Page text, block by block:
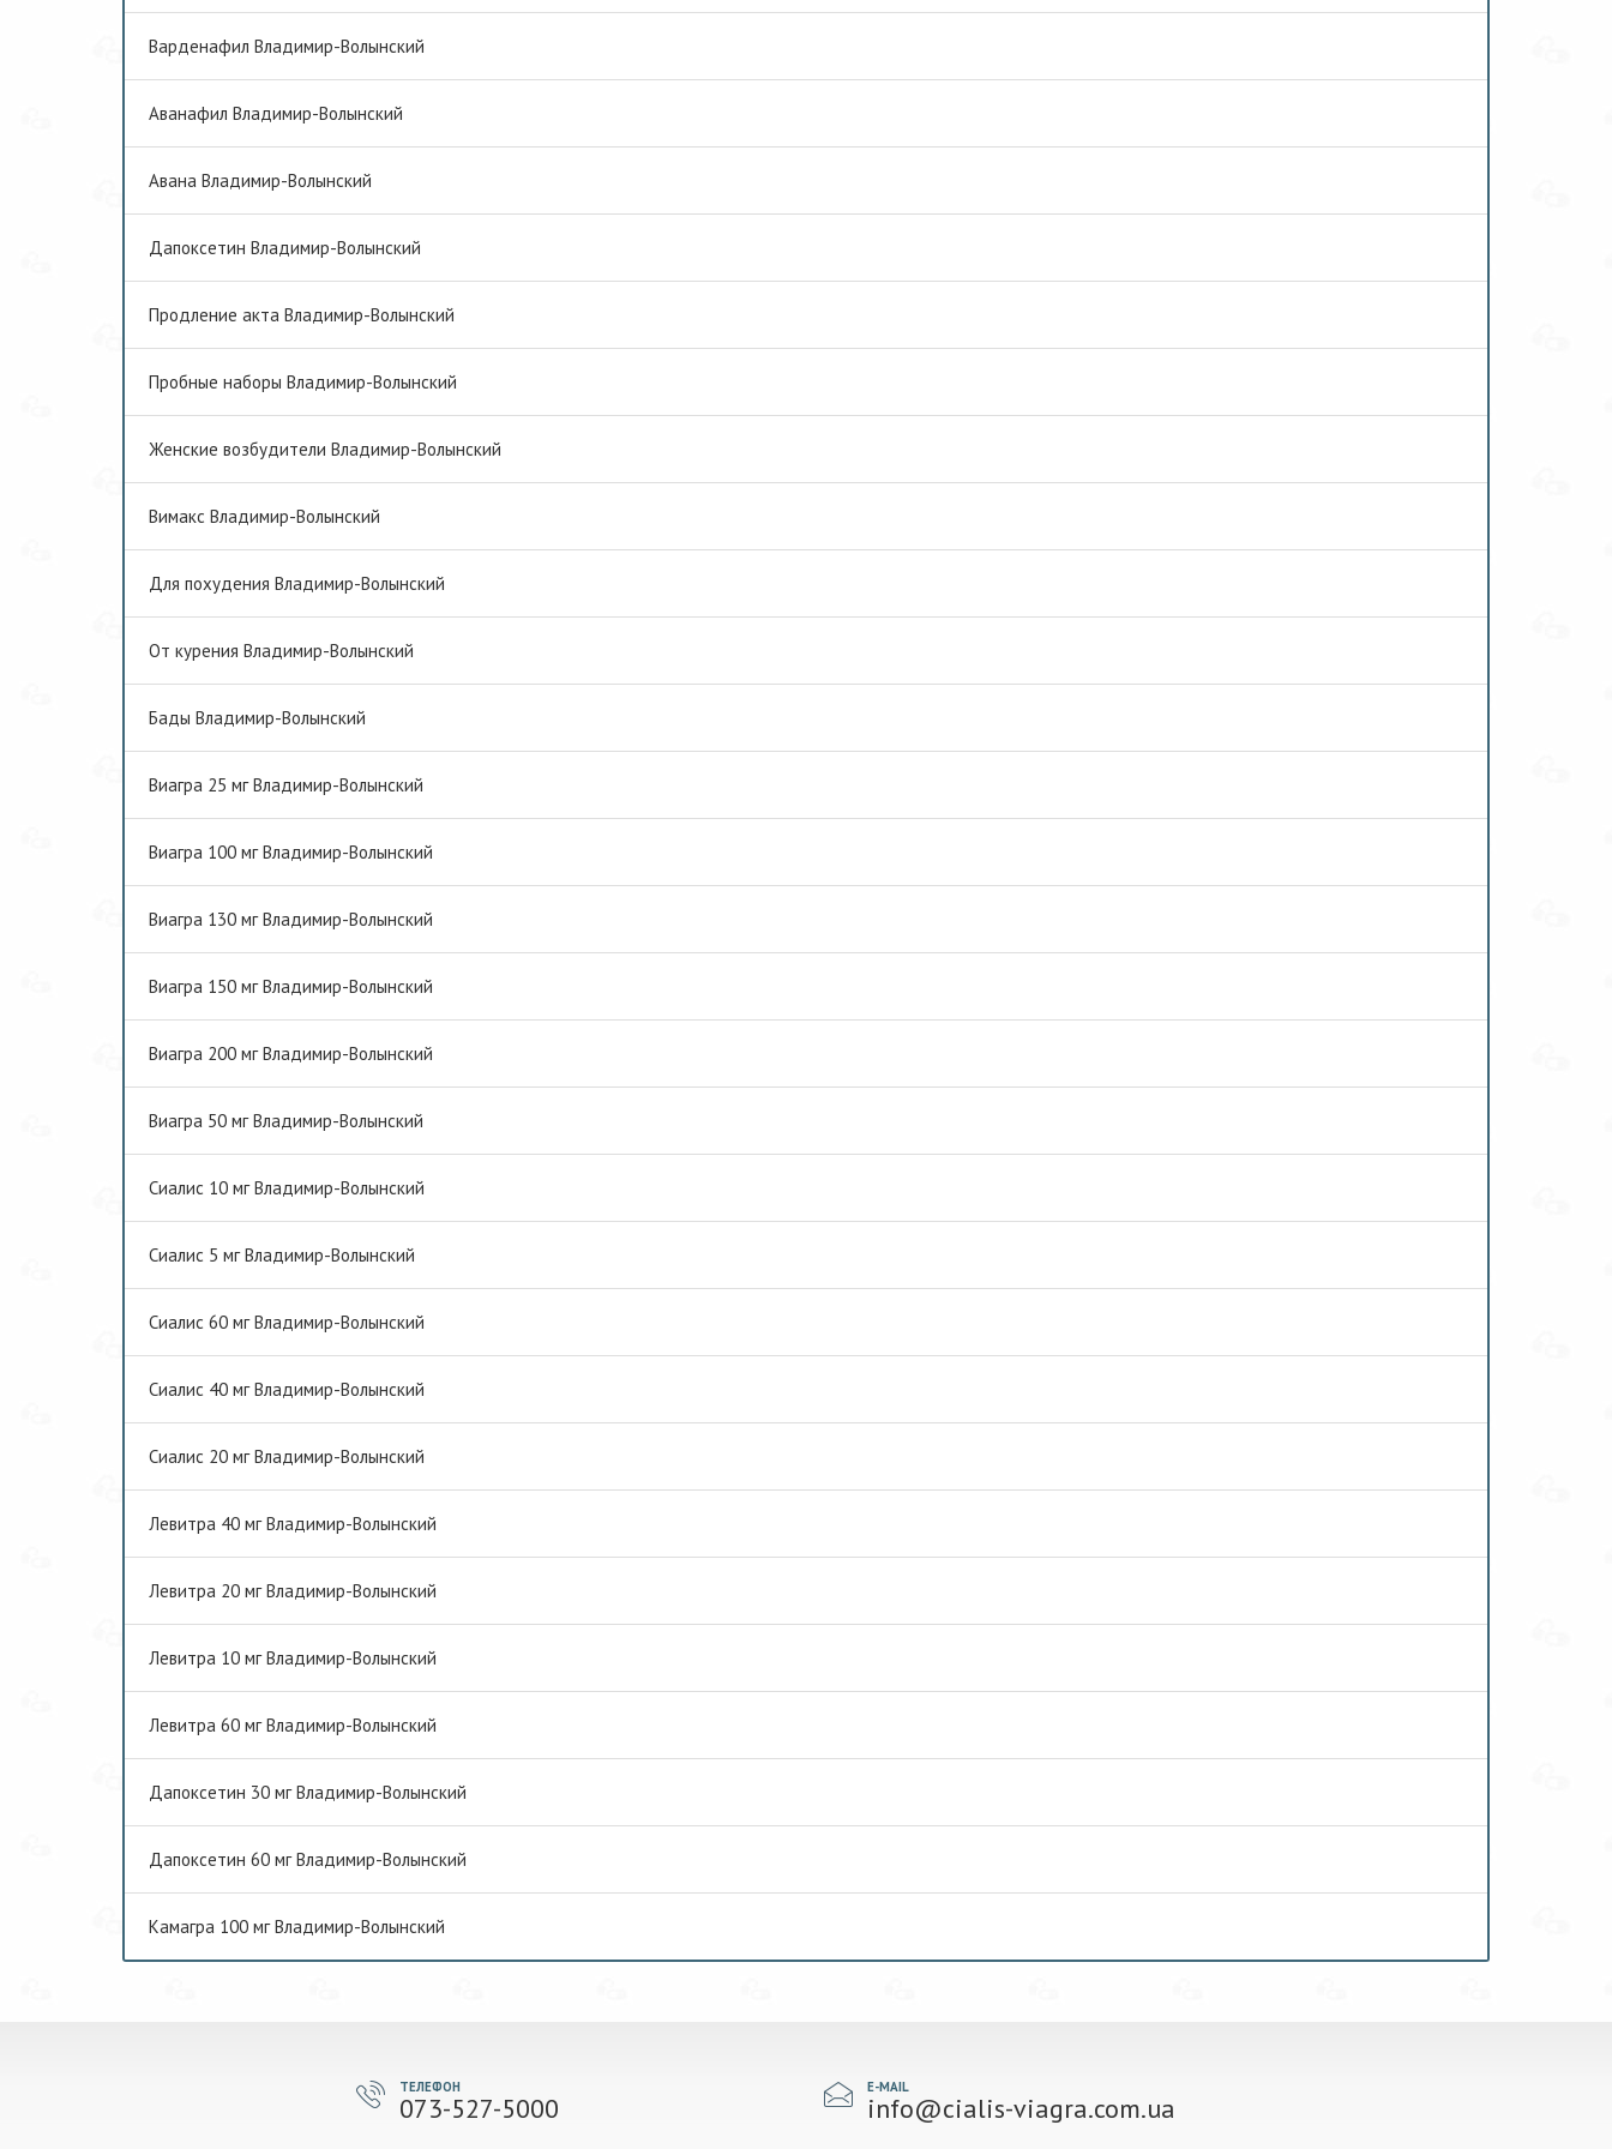
Варденафил Владимир-Волынский
Аванафил Владимир-Волынский
Авана Владимир-Волынский
Дапоксетин Владимир-Волынский
Продление акта Владимир-Волынский
Пробные наборы Владимир-Волынский
Женские возбудители Владимир-Волынский
Вимакс Владимир-Волынский
Для похудения Владимир-Волынский
От курения Владимир-Волынский
Бады Владимир-Волынский
Виагра 25 мг Владимир-Волынский
Виагра 100 мг Владимир-Волынский
Виагра 130 мг Владимир-Волынский
Виагра 150 мг Владимир-Волынский
Виагра 200 мг Владимир-Волынский
Виагра 50 мг Владимир-Волынский
Сиалис 10 мг Владимир-Волынский
Сиалис 5 мг Владимир-Волынский
Сиалис 60 мг Владимир-Волынский
Сиалис 40 мг Владимир-Волынский
Сиалис 20 мг Владимир-Волынский
Левитра 40 мг Владимир-Волынский
Левитра 20 мг Владимир-Волынский
Левитра 10 мг Владимир-Волынский
Левитра 60 мг Владимир-Волынский
Дапоксетин 30 мг Владимир-Волынский
Дапоксетин 60 мг Владимир-Волынский
Камагра 100 мг Владимир-Волынский
ТЕЛЕФОН
073-527-5000
E-MAIL
info@cialis-viagra.com.ua